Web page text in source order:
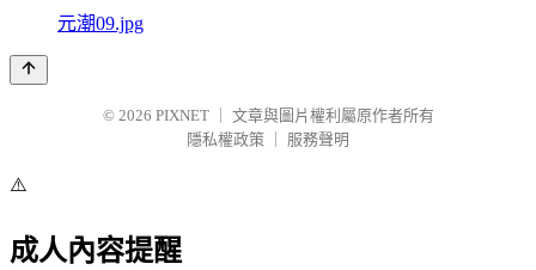
元潮09.jpg
© 2026 PIXNET
文章與圖片權利屬原作者所有
隱私權政策
服務聲明
⚠️
成人內容提醒